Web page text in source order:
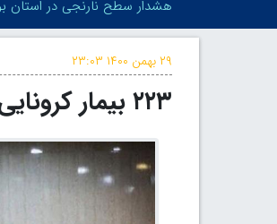
هشدار سطح نارنجی در استان
هشدار سطح نارنجی در استان
۲۹ بهمن ۱۴۰۰ ۲۳:۰۳
۲۲۳ بیمار کرونایی در بیمارستان‌های استان بوشهر بستری هستند